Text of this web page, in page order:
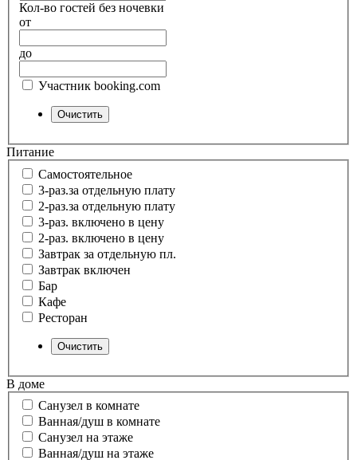
Кол-во гостей без ночевки
от
до
Участник booking.com
Питание
Самостоятельное
3-раз.за отдельную плату
2-раз.за отдельную плату
3-раз. включено в цену
2-раз. включено в цену
Завтрак за отдельную пл.
Завтрак включен
Бар
Кафе
Ресторан
В доме
Санузел в комнате
Ванная/душ в комнате
Санузел на этаже
Ванная/душ на этаже